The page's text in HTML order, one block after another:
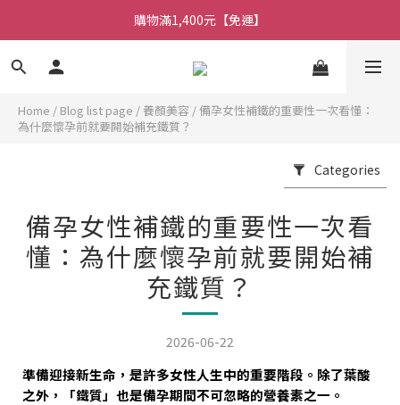
購物滿1,400元【免運】
Home / Blog list page / 養顏美容 /備孕女性補鐵的重要性一次看懂：
為什麼懷孕前就要開始補充鐵質？
Categories
備孕女性補鐵的重要性一次看
懂：為什麼懷孕前就要開始補
充鐵質？
2026-06-22
準備迎接新生命，是許多女性人生中的重要階段。除了葉酸
之外，「鐵質」也是備孕期間不可忽略的營養素之一。